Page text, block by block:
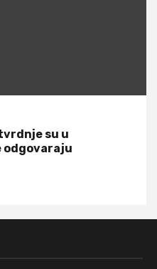
su u
odgovaraju